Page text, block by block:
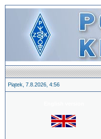
Piątek, 7.8.2026, 4:56